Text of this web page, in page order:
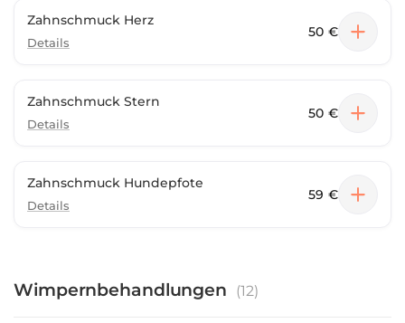
Zahnschmuck Herz
Details
50 €
Zahnschmuck Stern
Details
50 €
Zahnschmuck Hundepfote
Details
59 €
Wimpernbehandlungen (12)